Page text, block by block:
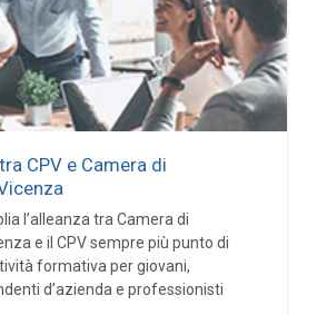
CPV e Camera di
l’alleanza tra Camera di
e il CPV sempre più punto di
formativa per giovani,
d’azienda e professionisti